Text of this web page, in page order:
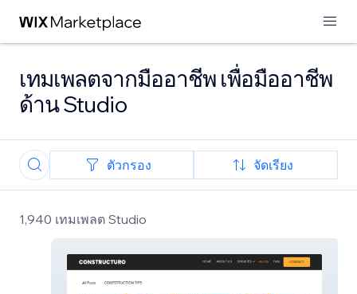
เทมเพลตจากมืออาชีพ เพื่อมืออาชีพ
ด้าน Studio
ตัวกรอง จัดเรียง
1,940 เทมเพลต Studio